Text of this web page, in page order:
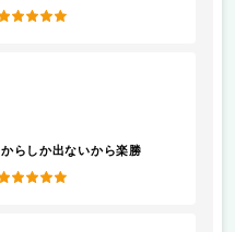
らしか出ないから楽勝